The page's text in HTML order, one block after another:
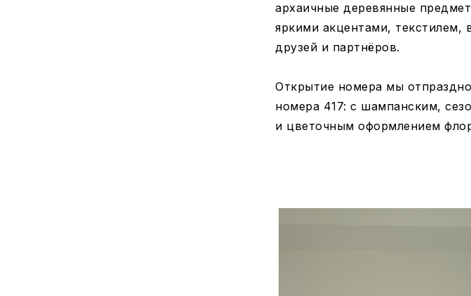
архаичные деревянные
яркими акцентами,
друзей и партнёров.
Открытие номера мы
номера 417: с шампанским,
и цветочным оформлением